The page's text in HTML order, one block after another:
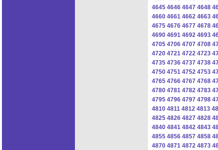
4645 4646 4647 4648
4660 4661 4662 4663
4675 4676 4677 4678
4690 4691 4692 4693
4705 4706 4707 4708
4720 4721 4722 4723
4735 4736 4737 4738
4750 4751 4752 4753
4765 4766 4767 4768
4780 4781 4782 4783
4795 4796 4797 4798
4810 4811 4812 4813
4825 4826 4827 4828
4840 4841 4842 4843
4855 4856 4857 4858
4870 4871 4872 4873